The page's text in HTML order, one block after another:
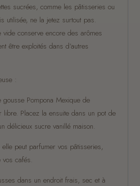
sucrées, comme les pâtisseries ou
utilisée, ne la jetez surtout pas.
vide conserve encore des arômes
être exploités dans d’autres
:
gousse Pompona Mexique de
libre. Placez la ensuite dans un pot de
délicieux sucre vanillé maison.
peut parfumer vos pâtisseries,
vos cafés.
dans un endroit frais, sec et à